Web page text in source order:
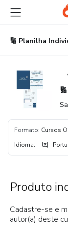
para
conteúdo
principal
para
pagamento
para
rodapé
Formato: Cursos
Idioma:
Produto
Cadastre-se e
autor(a) deste